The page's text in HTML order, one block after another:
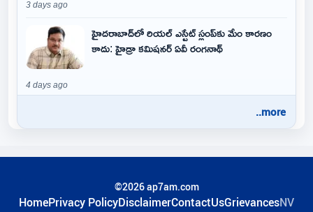
3 days ago
హైదరాబాద్‌లో రియల్ ఎస్టేట్ స్లంప్‌కు మేం కారణం
కాదు: హైడ్రా కమిషనర్ ఏవీ రంగనాథ్
4 days ago
..more
©2026 ap7am.com
HomePrivacy PolicyDisclaimerContactUsGrievancesNV